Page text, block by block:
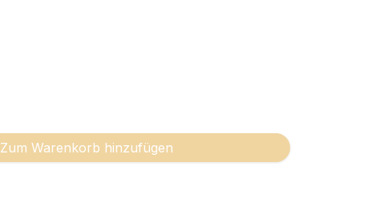
Zum Warenkorb hinzufügen